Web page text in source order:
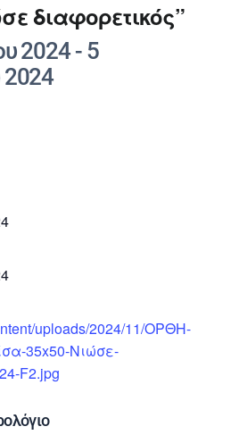
διαφορετικός”
2024 - 5
uploads/2024/11/ΟΡΘΗ-
35x50-Νιώσε-
F2.jpg